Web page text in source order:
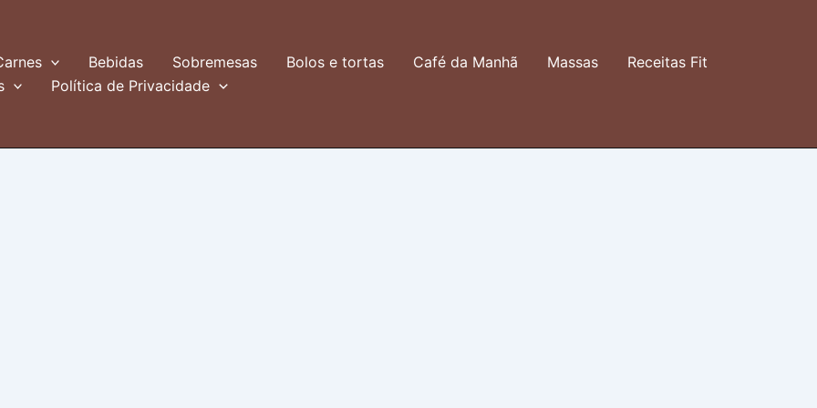
Bebidas Sobremesas Bolos e tortas Café da Manhã Massas
Receitas Fit
Política de Privacidade